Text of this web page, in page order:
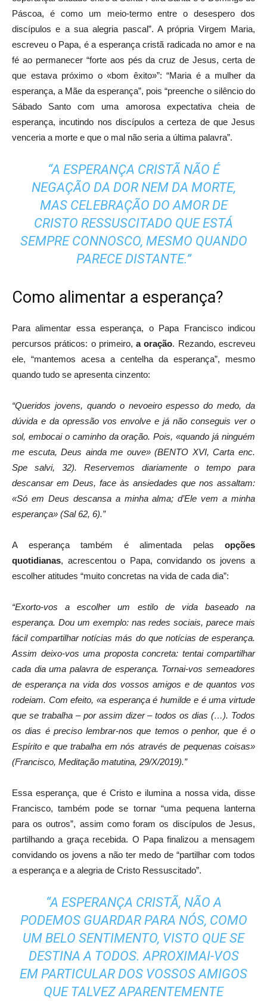
Páscoa, é como um meio-termo entre o desespero dos
discípulos e a sua alegria pascal”. A própria Virgem Maria,
escreveu o Papa, é a esperança cristã radicada no amor e na
fé ao permanecer “forte aos pés da cruz de Jesus, certa de
que estava próximo o «bom êxito»”: “Maria é a mulher da
esperança, a Mãe da esperança”, pois “preenche o silêncio do
Sábado Santo com uma amorosa expectativa cheia de
esperança, incutindo nos discípulos a certeza de que Jesus
venceria a morte e que o mal não seria a última palavra”.
“A ESPERANÇA CRISTÃ NÃO É
NEGAÇÃO DA DOR NEM DA MORTE,
MAS CELEBRAÇÃO DO AMOR DE
CRISTO RESSUSCITADO QUE ESTÁ
SEMPRE CONNOSCO, MESMO QUANDO
PARECE DISTANTE.”
Como alimentar a esperança?
Para alimentar essa esperança, o Papa Francisco indicou
percursos práticos: o primeiro,a oração. Rezando, escreveu
ele, “mantemos acesa a centelha da esperança”, mesmo
quando tudo se apresenta cinzento:
“Queridos jovens, quando o nevoeiro espesso do medo, da
dúvida e da opressão vos envolve e já não conseguis ver o
sol, embocai o caminho da oração. Pois, «quando já ninguém
me escuta, Deus ainda me ouve» (BENTO XVI, Carta enc.
Spe salvi, 32). Reservemos diariamente o tempo para
descansar em Deus, face às ansiedades que nos assaltam:
«Só em Deus descansa a minha alma; d’Ele vem a minha
esperança» (Sal 62, 6).”
A esperança também é alimentada pelas opções
quotidianas, acrescentou o Papa, convidando os jovens a
escolher atitudes “muito concretas na vida de cada dia”:
“Exorto-vos a escolher um estilo de vida baseado na
esperança. Dou um exemplo: nas redes sociais, parece mais
fácil compartilhar notícias más do que notícias de esperança.
Assim deixo-vos uma proposta concreta: tentai compartilhar
cada dia uma palavra de esperança. Tornai-vos semeadores
de esperança na vida dos vossos amigos e de quantos vos
rodeiam. Com efeito, «a esperança é humilde e é uma virtude
que se trabalha – por assim dizer – todos os dias (…). Todos
os dias é preciso lembrar-nos que temos o penhor, que é o
Espírito e que trabalha em nós através de pequenas coisas»
(Francisco, Meditação matutina, 29/X/2019).”
Essa esperança, que é Cristo e ilumina a nossa vida, disse
Francisco, também pode se tornar “uma pequena lanterna
para os outros”, assim como foram os discípulos de Jesus,
partilhando a graça recebida. O Papa finalizou a mensagem
convidando os jovens a não ter medo de “partilhar com todos
a esperança e a alegria de Cristo Ressuscitado”.
“A ESPERANÇA CRISTÃ, NÃO A
PODEMOS GUARDAR PARA NÓS, COMO
UM BELO SENTIMENTO, VISTO QUE SE
DESTINA A TODOS. APROXIMAI-VOS
EM PARTICULAR DOS VOSSOS AMIGOS
QUE TALVEZ APARENTEMENTE